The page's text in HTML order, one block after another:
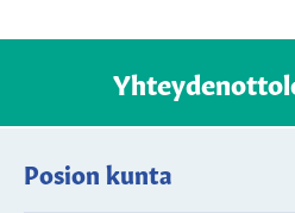
Posion kunta